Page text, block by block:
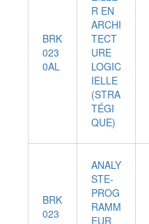
BRK
023
0AL
R EN
ARCHI
TECT
URE
LOGIC
IELLE
(STRA
TÉGI
QUE)
BRK
023
ANALY
STE-
PROG
RAMM
EUR